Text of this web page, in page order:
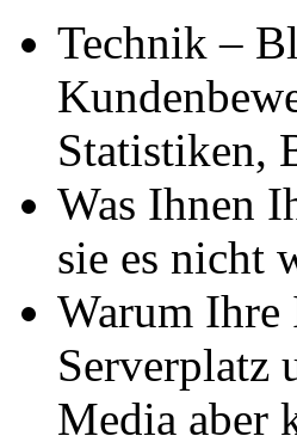
Technik –
Statistiken,
Was Ihnen
sie es nicht
Warum Ihre
Serverplatz
Media aber